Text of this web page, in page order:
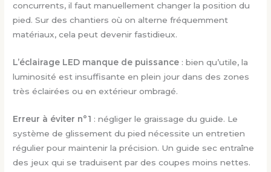
concurrents, il faut manuellement changer la position du
pied. Sur des chantiers où on alterne fréquemment
matériaux, cela peut devenir fastidieux.
L’éclairage LED manque de puissance : bien qu’utile, la
luminosité est insuffisante en plein jour dans des zones
très éclairées ou en extérieur ombragé.
Erreur à éviter n°1 : négliger le graissage du guide. Le
système de glissement du pied nécessite un entretien
régulier pour maintenir la précision. Un guide sec entraîne
des jeux qui se traduisent par des coupes moins nettes.